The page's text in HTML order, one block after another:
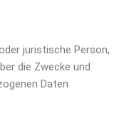
juristische Person,
die Zwecke und
Daten